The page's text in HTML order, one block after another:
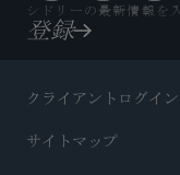
シドリーの最新情報を
登録
クライアントログイン
サイトマップ